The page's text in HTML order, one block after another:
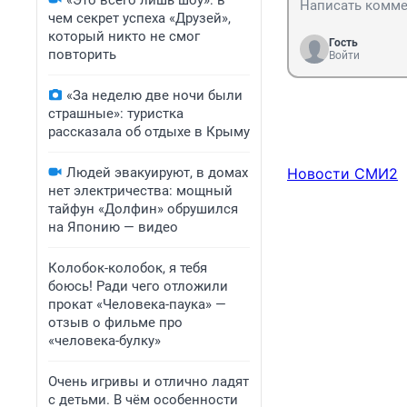
чем секрет успеха «Друзей»,
который никто не смог
повторить
«За неделю две ночи были
страшные»: туристка
рассказала об отдыхе в Крыму
Людей эвакуируют, в домах
нет электричества: мощный
тайфун «Долфин» обрушился
на Японию — видео
Колобок-колобок, я тебя
боюсь! Ради чего отложили
прокат «Человека-паука» —
отзыв о фильме про
«человека-булку»
Очень игривы и отлично ладят
с детьми. В чём особенности
Гость
Войти
Новости СМИ2